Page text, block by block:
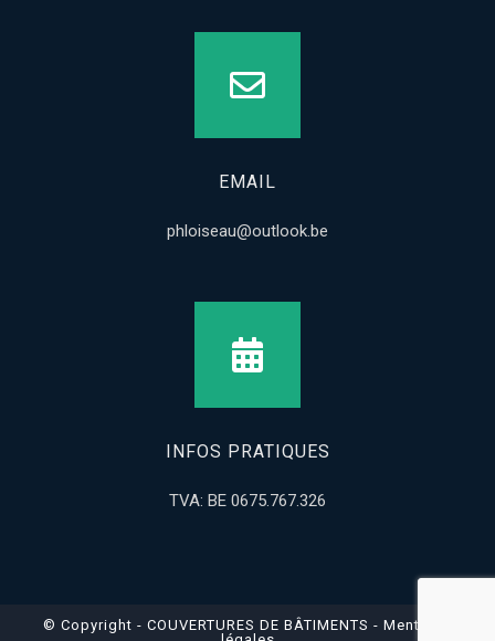
EMAIL
phloiseau@outlook.be
INFOS PRATIQUES
TVA: BE 0675.767.326
© Copyright - COUVERTURES DE BÂTIMENTS - Mentions